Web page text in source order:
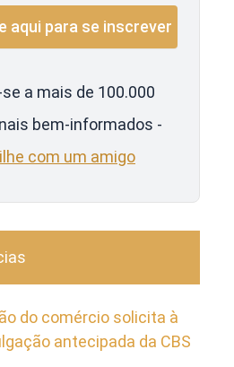
a mais de 100.000
bem-informados -
com um amigo
do comércio solicita à
antecipada da CBS